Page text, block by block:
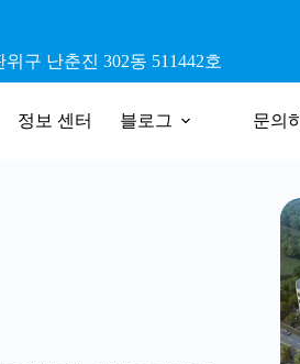
구 난춘진 302동 511442호
정보 센터 블로그 문의